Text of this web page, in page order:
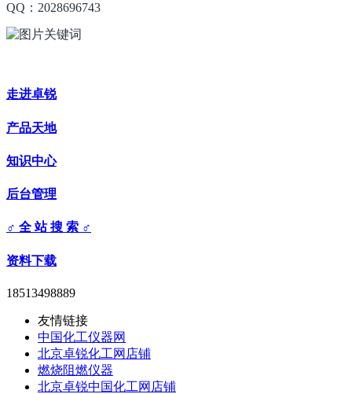
QQ：2028696743
走进卓锐
产品天地
知识中心
后台管理
♂ 全 站 搜 索 ♂
资料下载
18513498889
友情链接
中国化工仪器网
北京卓锐化工网店铺
燃烧阻燃仪器
北京卓锐中国化工网店铺